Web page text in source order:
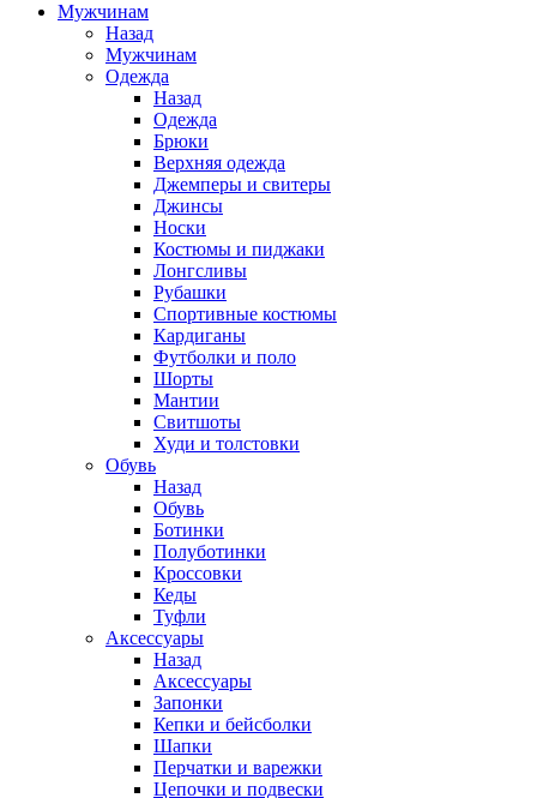
Мужчинам
Назад
Мужчинам
Одежда
Назад
Одежда
Брюки
Верхняя одежда
Джемперы и свитеры
Джинсы
Носки
Костюмы и пиджаки
Лонгсливы
Рубашки
Спортивные костюмы
Кардиганы
Футболки и поло
Шорты
Мантии
Свитшоты
Худи и толстовки
Обувь
Назад
Обувь
Ботинки
Полуботинки
Кроссовки
Кеды
Туфли
Аксессуары
Назад
Аксессуары
Запонки
Кепки и бейсболки
Шапки
Перчатки и варежки
Цепочки и подвески